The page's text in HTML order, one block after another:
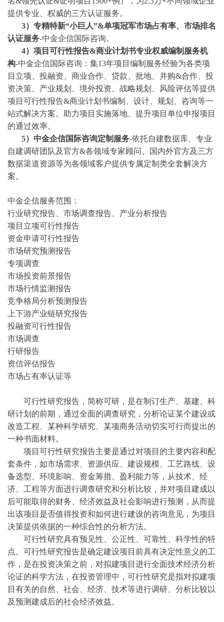
提供专业、权威的三方认证服务。
3）专精特新“小巨人”&单项冠军市场占有率、市场排名
认证服务-中金企信国际咨询。
4）项目可行性报告&商业计划书专业权威编制服务机
构-中金企信国际咨询：集13年项目编制服务经验为各类项
目立项、投融资、商业合作、贷款、批地、并购&合作、投
资决策、产业规划、境外投资、战略规划、风险评估等提供
项目可行性报告&商业计划书编制、设计、规划、咨询等一
站式解决方案。助力项目实施落地、提升项目单位申报项目
的通过效率。
5）中金企信国际咨询定制服务-依托自建数据库、专业
自建调研团队及官方&各领域专家顾问、国内外官方及三方
数据渠道资源等为各领域客户提供专属定制类全套解决方
案。
中金企信服务范围：
行业研究报告、市场调查报告、产业分析报告
项目立项可行性报告
资金申请可行性报告
市场研究预测报告
专项调查
市场投资前景报告
市场行情监测报告
竞争格局分析预测报告
上下游产业链研究报告
投融资可行性报告
市场调查
行研报告
资信评估报告
市场占有率认证等
可行性研究报告，简称可研，是在制订生产、基建、科
研计划的前期，通过全面的调查研究，分析论证某个建设或
改造工程、某种科学研究、某项商务活动切实可行而提出的
一种书面材料。
项目可行性研究报告主要是通过对项目的主要内容和配
套条件，如市场需求、资源供应、建设规模、工艺路线、设
备选型、环境影响、资金筹措、盈利能力等，从技术、经
济、工程等方面进行调查研究和分析比较，并对项目建成以
后可能取得的财务、经济效益及社会影响进行预测，从而提
出该项目是否值得投资和如何进行建设的咨询意见，为项目
决策提供依据的一种综合性的分析方法。
可行性研究具有预见性、公正性、可靠性、科学性的特
点。可行性研究报告是确定建设项目前具有决定性意义的工
作，是在投资决策之前，对拟建项目进行全面技术经济分析
论证的科学方法，在投资管理中，可行性研究是指对拟建项
目有关的自然、社会、经济、技术等进行调研、分析比较以
及预测建成后的社会经济效益。